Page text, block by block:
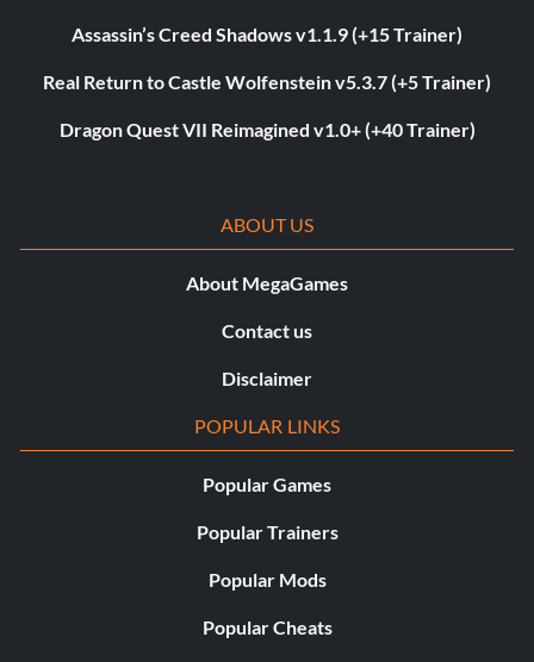
Assassin’s Creed Shadows v1.1.9 (+15 Trainer)
Real Return to Castle Wolfenstein v5.3.7 (+5 Trainer)
Dragon Quest VII Reimagined v1.0+ (+40 Trainer)
ABOUT US
About MegaGames
Contact us
Disclaimer
POPULAR LINKS
Popular Games
Popular Trainers
Popular Mods
Popular Cheats